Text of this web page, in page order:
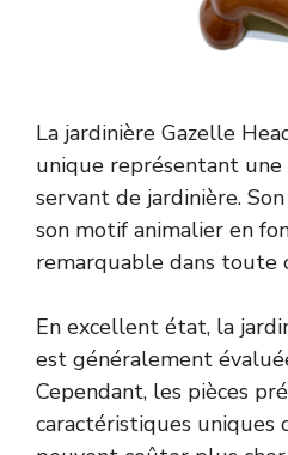
La jardinière Gazelle
unique représentant
servant de jardinière.
son motif animalier en
remarquable dans toute
En excellent état, la
est généralement
Cependant, les pièces
caractéristiques uniques